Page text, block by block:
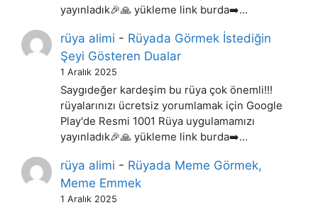
yayınladık🎉🙏 yükleme link burda➡️…
rüya alimi - Rüyada Görmek İstediğin
Şeyi Gösteren Dualar
1 Aralık 2025
Saygıdeğer kardeşim bu rüya çok önemli!!!
rüyalarınızı ücretsiz yorumlamak için Google
Play'de Resmi 1001 Rüya uygulamamızı
yayınladık🎉🙏 yükleme link burda➡️…
rüya alimi - Rüyada Meme Görmek,
Meme Emmek
1 Aralık 2025